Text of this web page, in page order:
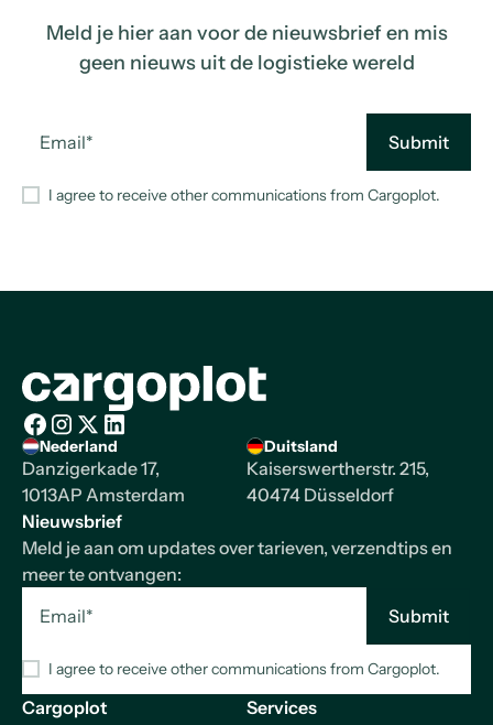
Meld je hier aan voor de nieuwsbrief en mis
geen nieuws uit de logistieke wereld
I agree to receive other communications from Cargoplot.
Homepage
Facebook
Instagram
X/Twitter
LinkedIn
Nederland
Danzigerkade 17,
1013AP Amsterdam
Duitsland
Kaiserswertherstr. 215,
40474 Düsseldorf
Cargoplot
Services
Nieuwsbrief
Meld je aan om updates over tarieven, verzendtips en
meer te ontvangen:
I agree to receive other communications from Cargoplot.